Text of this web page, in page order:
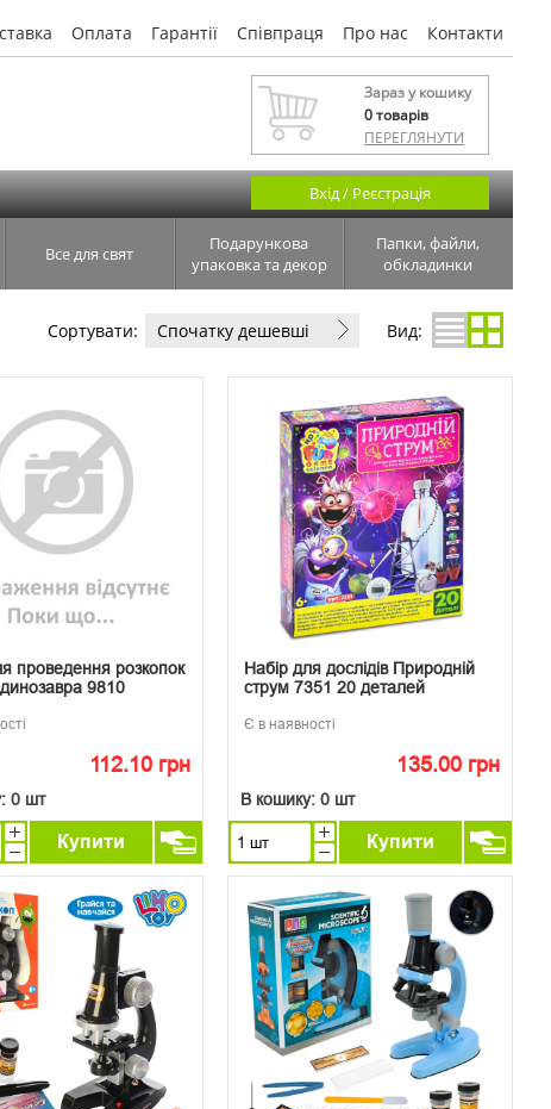
Оплата Гарантії Співпраця Про нас Контакти
Зараз у кошику
0товарів
ПЕРЕГЛЯНУТИ
Вхід / Реєстрація
Все для свят
Подарункова
упаковка та декор
Папки, файли,
обкладинки
Сортувати: Спочатку дешевші Вид:
проведення розкопок
9810
112.10 грн
0 шт
Купити
Набір для дослідів Природній
струм 7351 20 деталей
Є в наявності
135.00 грн
В кошику: 0 шт
Купити